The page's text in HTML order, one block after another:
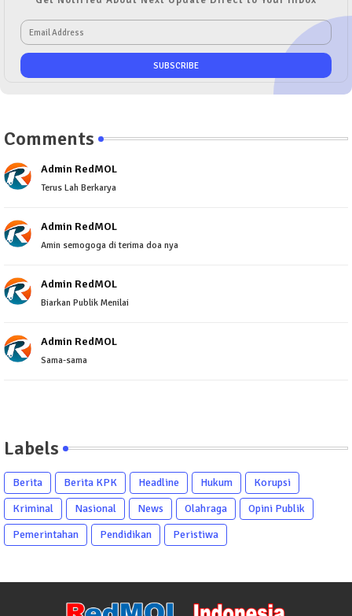
Comments
Admin RedMOL
Terus Lah Berkarya
Admin RedMOL
Amin semogoga di terima doa nya
Admin RedMOL
Biarkan Publik Menilai
Admin RedMOL
Sama-sama
Labels
Berita Berita KPK Headline Hukum
Korupsi
Kriminal
Nasional News Olahraga
Opini Publik
Pemerintahan
Pendidikan Peristiwa